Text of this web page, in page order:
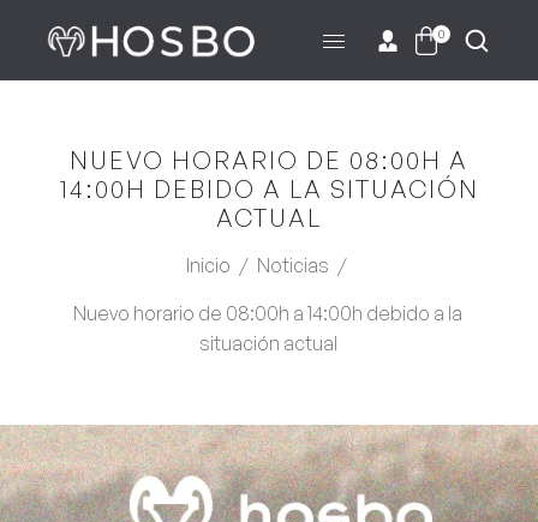
0
NUEVO HORARIO DE 08:00H A
14:00H DEBIDO A LA SITUACIÓN
ACTUAL
Inicio / Noticias /
Nuevo horario de 08:00h a 14:00h debido a la
situación actual